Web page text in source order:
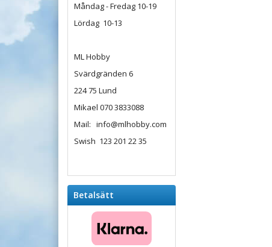
Måndag - Fredag 10-19
Lördag 10-13
ML Hobby
Svärdgränden 6
224 75 Lund
Mikael 070 3833088
Mail: info@mlhobby.com
Swish 123 201 22 35
Betalsätt